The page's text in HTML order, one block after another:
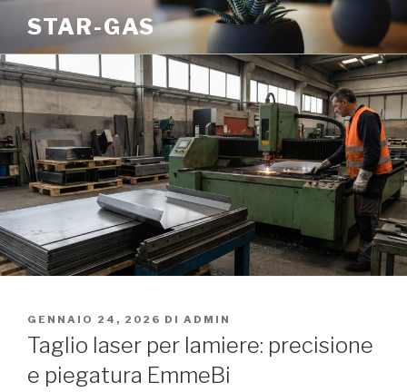
contenuto
STAR-GAS
PUBBLICATO
IL
GENNAIO 24, 2026 DI ADMIN
Taglio laser per lamiere: precisione
e piegatura EmmeBi